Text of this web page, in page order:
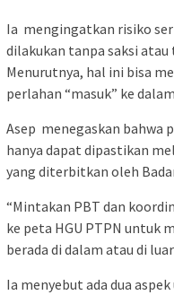
Ia mengingatkan risiko
dilakukan tanpa saksi atau
Menurutnya, hal ini bisa
perlahan “masuk” ke
Asep menegaskan bahwa
hanya dapat dipastikan
yang diterbitkan oleh
“Mintakan PBT dan
ke peta HGU PTPN untuk
berada di dalam atau di luar
Ia menyebut ada dua